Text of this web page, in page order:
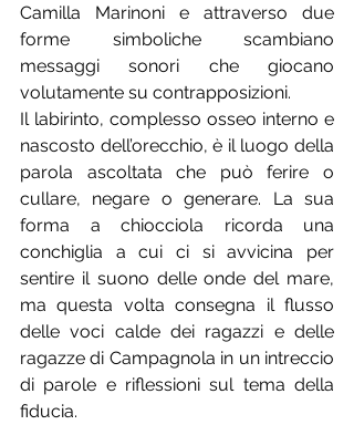
Camilla Marinoni e attraverso due
forme simboliche scambiano
messaggi sonori che giocano
volutamente su contrapposizioni.
Il labirinto, complesso osseo interno e
nascosto dell’orecchio, è il luogo della
parola ascoltata che può ferire o
cullare, negare o generare. La sua
forma a chiocciola ricorda una
conchiglia a cui ci si avvicina per
sentire il suono delle onde del mare,
ma questa volta consegna il flusso
delle voci calde dei ragazzi e delle
ragazze di Campagnola in un intreccio
di parole e riflessioni sul tema della
fiducia.